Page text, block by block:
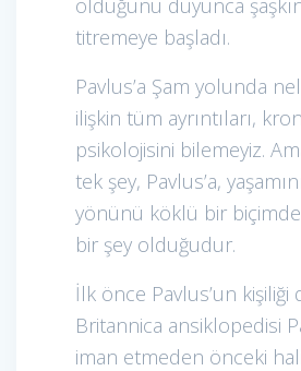
titremeye başladı.
Pavlus’a Şam yolunda
ilişkin tüm ayrıntıları,
psikolojisini bilemeyiz.
tek şey, Pavlus’a,
yönünü köklü bir
bir şey olduğudur.
İlk önce Pavlus’un kişiliği
Britannica ansiklopedisi
iman etmeden önceki